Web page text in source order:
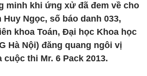
minh khi ứng xử đã đem về cho
Ngọc, số báo danh 033,
khoa Toán, Đại học Khoa học
Hà Nội) đăng quang ngôi vị
thi Mr. 6 Pack 2013.